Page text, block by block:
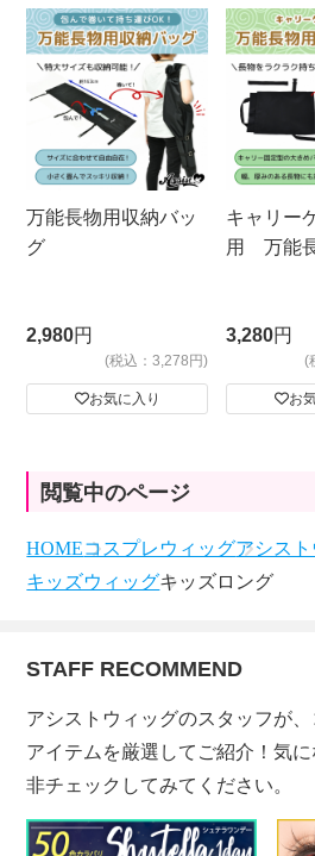
万能長物用収納バッ
グ
2,980円
(税込：3,278円)
お気に入り
キャリー
用 万能
3,280円
(
お
閲覧中のページ
HOMEコスプレウィッグアシス
キッズウィッグキッズロング
STAFF RECOMMEND
アシストウィッグのスタッフが
アイテムを厳選してご紹介！気
非チェックしてみてください。